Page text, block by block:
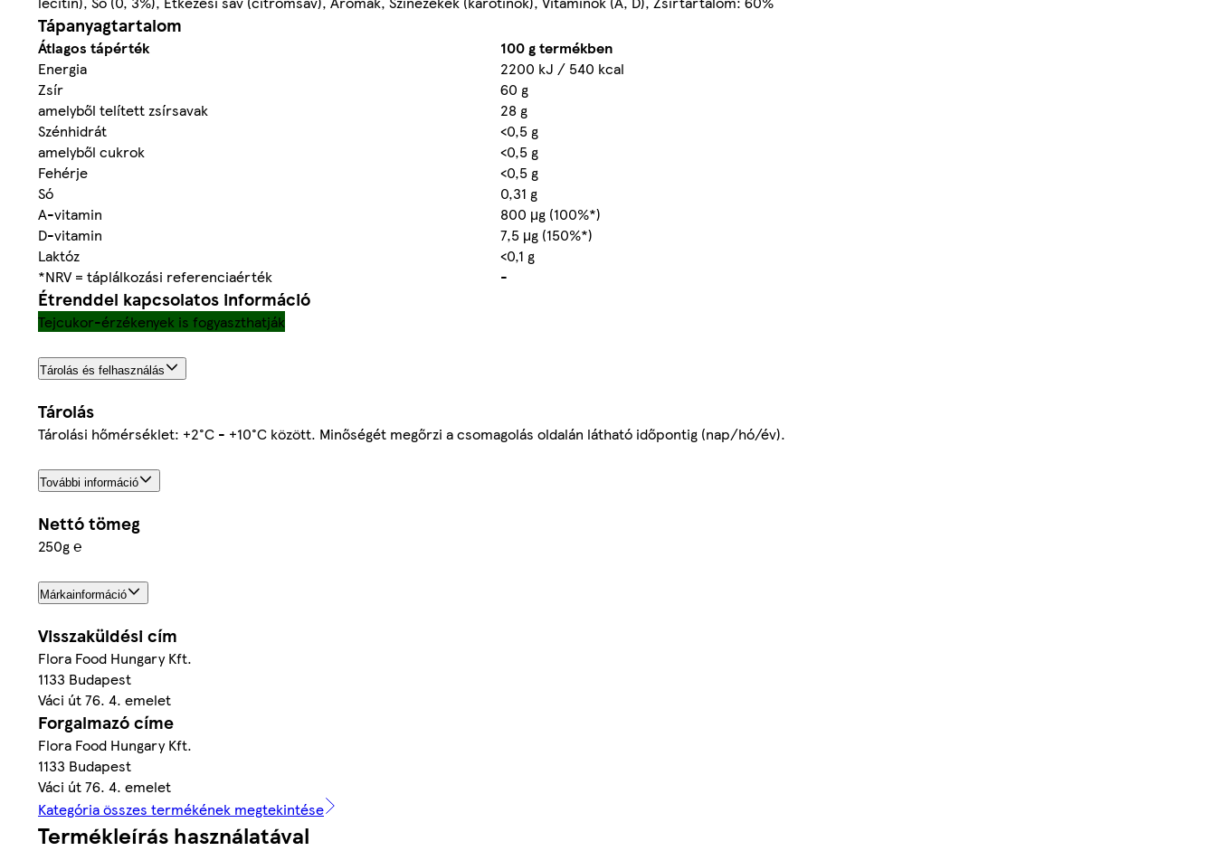
Tápanyagtartalom
Átlagos tápérték
100 g termékben
Energia
2200 kJ / 540 kcal
Zsír
60 g
amelyből telített zsírsavak
28 g
Szénhidrát
<0,5 g
amelyből cukrok
<0,5 g
Fehérje
<0,5 g
Só
0,31 g
A-vitamin
800 μg (100%*)
D-vitamin
7,5 μg (150%*)
Laktóz
<0,1 g
*NRV = táplálkozási referenciaérték
-
Étrenddel kapcsolatos információ
Tejcukor-érzékenyek is fogyaszthatják
Tárolás és felhasználás
Tárolás
Tárolási hőmérséklet: +2°C - +10°C között. Minőségét megőrzi a csomagolás oldalán látható időpontig (nap/hó/év).
További információ
Nettó tömeg
250g ℮
Márkainformáció
Visszaküldési cím
Flora Food Hungary Kft.
1133 Budapest
Váci út 76. 4. emelet
Forgalmazó címe
Flora Food Hungary Kft.
1133 Budapest
Váci út 76. 4. emelet
Kategória összes termékének megtekintése
Termékleírás használatával